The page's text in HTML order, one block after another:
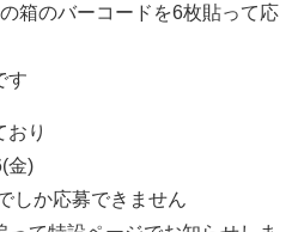
箱のバーコードを6枚貼って応
す
おり
金)
しか応募できません